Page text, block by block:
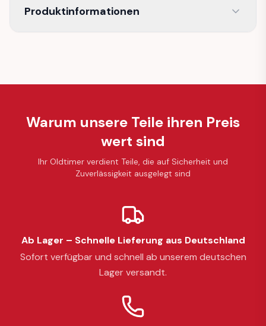
Produktinformationen
Warum unsere Teile ihren Preis
wert sind
Ihr Oldtimer verdient Teile, die auf Sicherheit und
Zuverlässigkeit ausgelegt sind
Ab Lager – Schnelle Lieferung aus Deutschland
Sofort verfügbar und schnell ab unserem deutschen
Lager versandt.